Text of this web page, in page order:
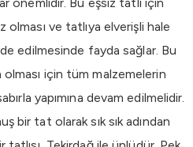
ve tatlıya elverişli hale
edilmesinde fayda sağlar. Bu
için tüm malzemelerin
yapımına devam edilmelidir.
bir tat olarak sık sık adından